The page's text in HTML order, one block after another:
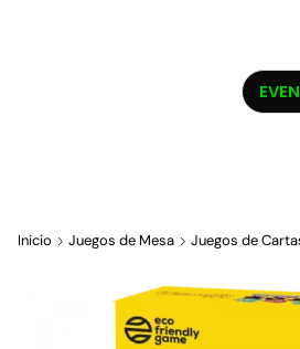
Inicio Juegos de Mesa Juegos de